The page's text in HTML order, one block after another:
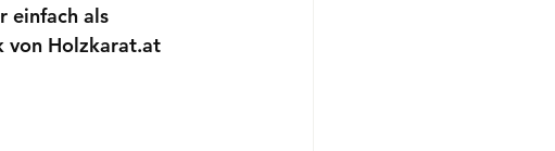
einfach als
von Holzkarat.at